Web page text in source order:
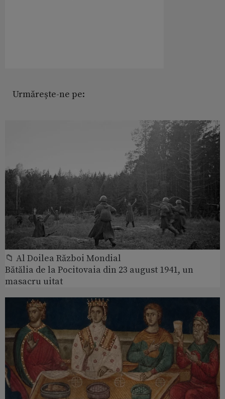
Urmărește-ne pe:
📁 Al Doilea Război Mondial
Bătălia de la Pocitovaia din 23 august 1941, un
masacru uitat